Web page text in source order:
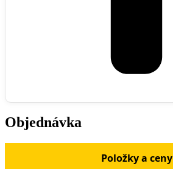
Objednávka
Položky a ceny